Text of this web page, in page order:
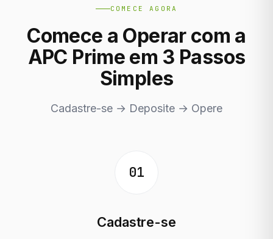
COMECE AGORA
Comece a Operar com a
APC Prime em 3 Passos
Simples
Cadastre-se → Deposite → Opere
01
Cadastre-se